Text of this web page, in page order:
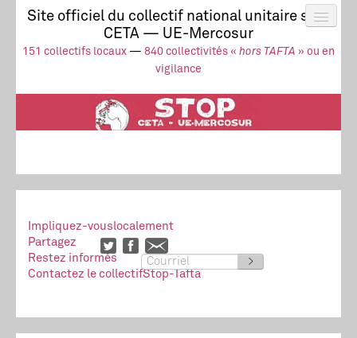
Site officiel du collectif national unitaire stop
CETA — UE-Mercosur
151 collectifs locaux — 840 collectivités « hors TAFTA » ou en
vigilance
Actus
UE-Mercosur
Stop à l’impunité !
TAFTA
CETA
Collectif
Impliquez-vouslocalement
Partagez
Restez informés
>
Contactez le collectifStop-Tafta